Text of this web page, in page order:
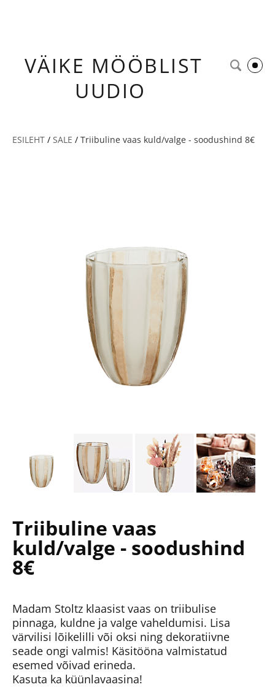
VÄIKE MÖÖBLIST
UUDIO
ESILEHT / SALE / Triibuline vaas kuld/valge - soodushind 8€
Triibuline vaas
kuld/valge - soodushind
8€
Madam Stoltz klaasist vaas on triibulise
pinnaga, kuldne ja valge vaheldumisi. Lisa
värvilisi lõikelilli või oksi ning dekoratiivne
seade ongi valmis! Käsitööna valmistatud
esemed võivad erineda.
Kasuta ka küünlavaasina!